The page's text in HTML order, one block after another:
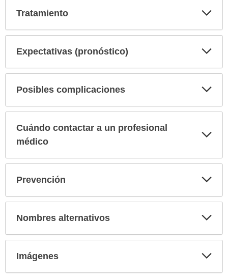
Tratamiento
Expectativas (pronóstico)
Posibles complicaciones
Cuándo contactar a un profesional
médico
Prevención
Nombres alternativos
Imágenes